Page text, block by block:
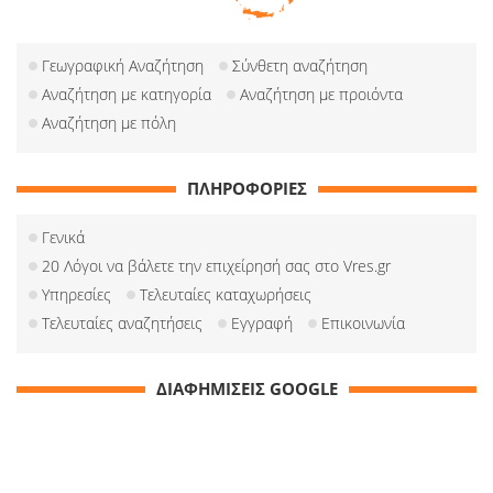
Γεωγραφική Αναζήτηση
Σύνθετη αναζήτηση
Αναζήτηση με κατηγορία
Αναζήτηση με προιόντα
Αναζήτηση με πόλη
ΠΛΗΡΟΦΟΡΙΕΣ
Γενικά
20 Λόγοι να βάλετε την επιχείρησή σας στο Vres.gr
Υπηρεσίες
Τελευταίες καταχωρήσεις
Τελευταίες αναζητήσεις
Εγγραφή Επικοινωνία
ΔΙΑΦΗΜΙΣΕΙΣ GOOGLE